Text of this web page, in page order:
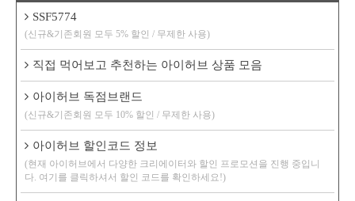
SSF5774
(신규&기존회원 모두 5% 할인 / 무제한 사용)
직접 먹어보고 추천하는 아이허브 상품 모음
아이허브 독점브랜드
(신규&기존회원 모두 10% 할인 / 무제한 사용)
아이허브 할인코드 정보
(현재 아이허브에서 다양한 크리에이터와 할인 프로모션을 진행 중입니
다. 여기를 클릭하셔서 할인 코드를 확인하세요!)